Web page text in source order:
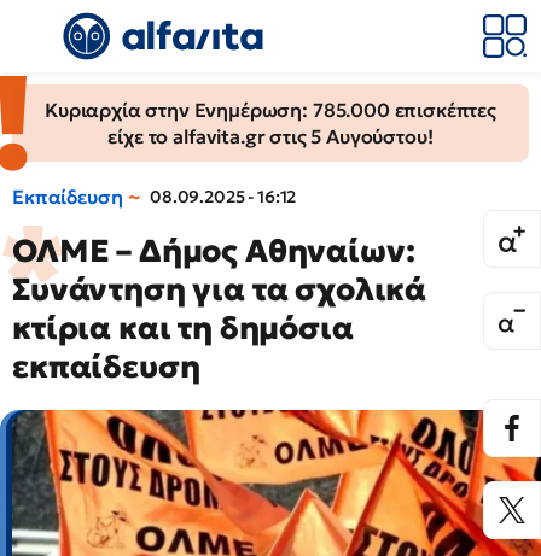
Κυριαρχία στην Ενημέρωση: 785.000 επισκέπτες
είχε το alfavita.gr στις 5 Αυγούστου!
Εκπαίδευση 08.09.2025 - 16:12
ΟΛΜΕ – Δήμος Αθηναίων:
Συνάντηση για τα σχολικά
κτίρια και τη δημόσια
εκπαίδευση